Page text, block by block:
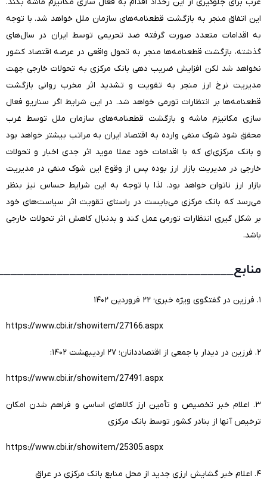
این اتفاق منجر به بازگشت قطعنامه‌های سازمان ملل خواهد شد. با توجه
به اقدامات متعدد صورت گرفته ضد تحریمی توسط ایران در سال‌های
گذشته، بازگشت قطعنامه‌ها منجر به تحول واقعی در عرصه اقتصاد کشور
نخواهد شد لکن افزایش ضریب دهی بانک مرکزی به تحولات خارجی جهت
مدیریت نرخ ارز منجر به تقویت و تشدید اثر مخرب روانی بازگشت
قطعنامه‌ها بر انتظارات تورمی خواهد شد. در این شرایط اگر سناریو فعال
سازی مکانیزم ماشه و بازگشت قطعنامه‌های سازمان ملل توسط غرب
محقق شود شوک منفی وارده به اقتصاد ایران به مراتب بیشتر خواهد بود
و بانک مرکزی‌ای که با اقدامات خود عملا موید اثر جدی اخبار و تحولات
خارجی در مدیریت بازار ارز بوده پس از وقوع این شوک منفی در مدیریت
بازار ارز ناتوان خواهد بود. لذا با توجه به این شرایط حساس نیز بنظر
می‌رسد که بانک مرکزی می‌بایست در راستای تقویت اثر سیاست‌های خود
بر شکل گیری انتظارات تورمی عمل کند و بدنبال کاهش اثر تحولات خارجی
باشد.
۱. فرزین در گفتگوی ویژه خبری؛ ۲۲ فروردین ۱۴۰۲
https://www.cbi.ir/showitem/27166.aspx
۲. فرزین در دیدار با جمعی از اقتصاددانان؛ ۲۷ اردیبهشت ۱۴۰۲:
https://www.cbi.ir/showitem/27491.aspx
۳. اعلام خبر تخصیص و تأمین ارز کالاهای اساسی و فراهم شدن امکان
ترخیص آنها از بنادر کشور توسط بانک مرکزی
https://www.cbi.ir/showitem/25305.aspx
۴. اعلام خبر گشایش ارزی جدید از محل منابع بانک مرکزی در عراق